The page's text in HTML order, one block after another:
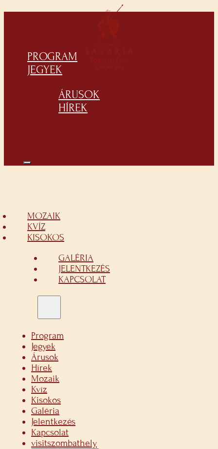
PROGRAM
JEGYEK
ÁRUSOK
HÍREK
MOZAIK
KVÍZ
KISOKOS
GALÉRIA
JELENTKEZÉS
KAPCSOLAT
Program
Jegyek
Árusok
Hírek
Mozaik
Kvíz
Kisokos
Galéria
Jelentkezés
Kapcsolat
visitszombathely